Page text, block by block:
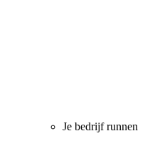
Je bedrijf runnen